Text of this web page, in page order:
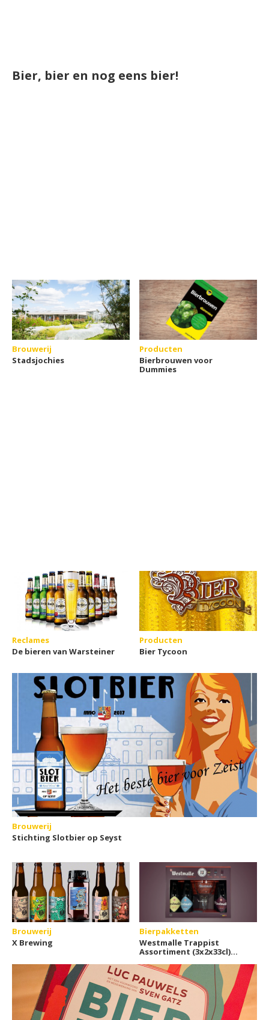
Bier, bier en nog eens bier!
Brouwerij
Stadsjochies
Producten
Bierbrouwen voor
Dummies
Reclames
De bieren van Warsteiner
Producten
Bier Tycoon
Brouwerij
Stichting Slotbier op Seyst
Brouwerij
X Brewing
Bierpakketten
Westmalle Trappist
Assortiment (3x2x33cl)